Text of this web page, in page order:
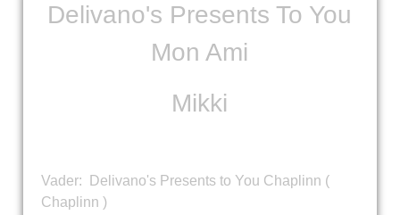
Delivano's Presents To You
Mon Ami
Mikki
Vader: Delivano's Presents to You Chaplinn (
Chaplinn )